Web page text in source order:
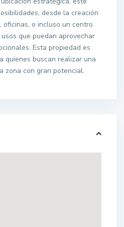
desde la creación
oficinas, o incluso un centro
que puedan aprovechar
Esta propiedad es
quienes buscan realizar una
zona con gran potencial.